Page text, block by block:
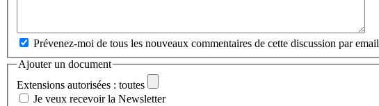
Prévenez-moi de tous les nouveaux commentaires de cette discussion par email
Ajouter un document
Extensions autorisées : toutes
Je veux recevoir la Newsletter